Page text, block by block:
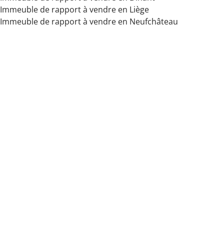
Immeuble de rapport à vendre en Liège
Immeuble de rapport à vendre en Neufchâteau